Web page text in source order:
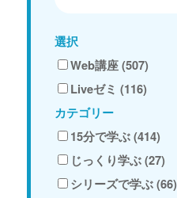
選択
Web講座 (507)
Liveゼミ (116)
カテゴリー
15分で学ぶ (414)
じっくり学ぶ (27)
シリーズで学ぶ (66)